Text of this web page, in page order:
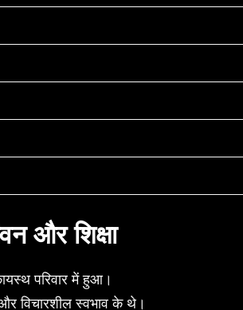
और शिक्षा
परिवार में हुआ।
विचारशील स्वभाव के थे।